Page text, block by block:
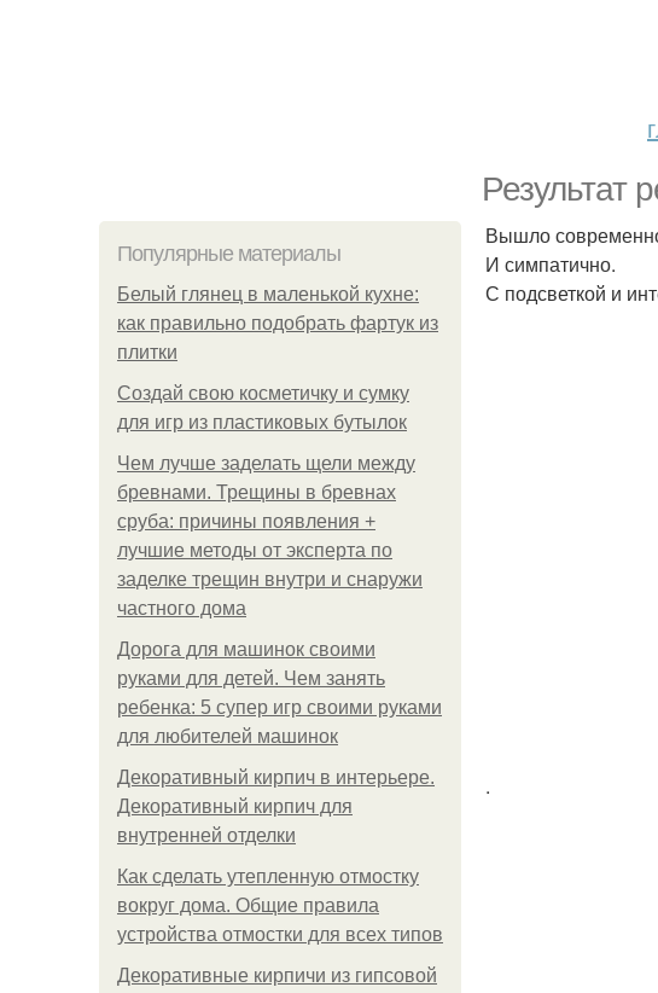
Результат
Популярные материалы
Белый глянец в маленькой кухне:
как правильно подобрать фартук из
плитки
Создай свою косметичку и сумку
для игр из пластиковых бутылок
Чем лучше заделать щели между
бревнами. Трещины в бревнах
сруба: причины появления +
лучшие методы от эксперта по
заделке трещин внутри и снаружи
частного дома
Дорога для машинок своими
руками для детей. Чем занять
ребенка: 5 супер игр своими руками
для любителей машинок
Декоративный кирпич в интерьере.
Декоративный кирпич для
внутренней отделки
Как сделать утепленную отмостку
вокруг дома. Общие правила
устройства отмостки для всех типов
Декоративные кирпичи из гипсовой
Вышло
И симпатично.
С подсветкой и
.